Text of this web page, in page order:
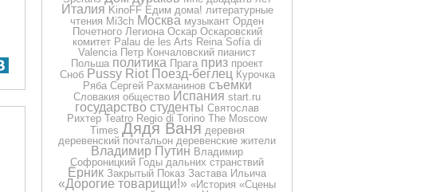
Италия KinoFF Едим дома! литературные
чтения Mi3ch Москва музыкант Орден
Почетного Легиона Оскар Оскаровский
комитет Palau de les Arts Reina Sofía di
Valencia Петр Кончаловский пианист
Польша политика Прага приз проект
Сноб Pussy Riot Поезд-беглец Курочка
Ряба Сергей Рахманинов съемки
Словакия общество Испания start.ru
государство студенты Святослав
Рихтер Teatro Regio di Torino The Moscow
Times Дядя Ваня деревня
деревенский почтальон деревенские жители
Владимир Путин Владимир
Софроницкий Годы дальних странствий
Ёрник Закрытый Показ Застава Ильича
«Дорогие товарищи!» «История «Сцены